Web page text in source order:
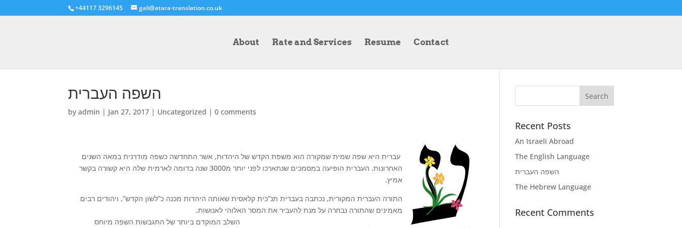
+44117 3296145 gali@atara-translation.co.uk
About Rate and Services Resume Contact
השפה העברית
byadmin | Jan 27, 2017 | Uncategorized |0 comments
עברית היא שפה שמית שמקורה הוא משפת הקדש של היהדות, אשר התחדשה כשפה מודרנית במאה השנים
האחרונות. העברית הופיעה במסמכים שנתארכו לפני יותר מ3000 שנה בדומה לארמית שלה היא קשורה בקשר
אמיץ.
התורה העברית המקורית, נכתבה בעברית תנ”כית קלאסית שאותה היהדות מכנה כ”לשון הקדש”, ויהודים רבים
מאמינים שהתורה נבחרה על מנת להעביר את המסר האלוהי לאנושות.
השלב המוקדם ביותר של התגבשות השפה מיוחס
Recent Posts
An Israeli Abroad
The English Language
השפה העברית
The Hebrew Language
Recent Comments